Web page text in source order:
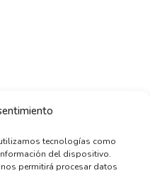
tecnologías como
del dispositivo.
permitirá procesar datos